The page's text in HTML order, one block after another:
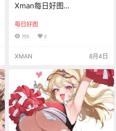
Xman每日好图
每日好图
755 0
XMAN 8月4日